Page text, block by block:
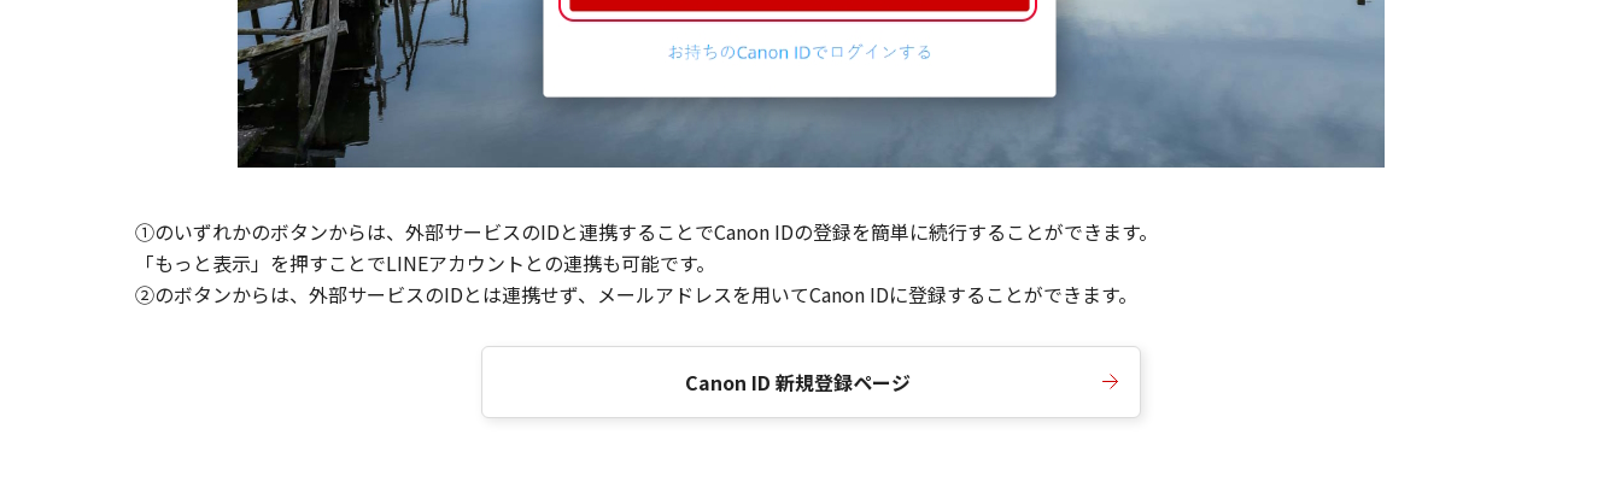
①のいずれかのボタンからは、外部サービスのIDと連携することでCanon IDの登録を簡単に続行することができます。
「もっと表示」を押すことでLINEアカウントとの連携も可能です。
②のボタンからは、外部サービスのIDとは連携せず、メールアドレスを用いてCanon IDに登録することができます。
Canon ID 新規登録ページ